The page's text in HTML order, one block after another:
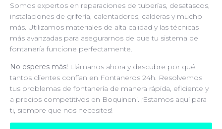
Somos expertos en reparaciones de tuberías, desatascos,
instalaciones de grifería, calentadores, calderas y mucho
más. Utilizamos materiales de alta calidad y las técnicas
más avanzadas para asegurarnos de que tu sistema de
fontanería funcione perfectamente.
No esperes más! Llámanos ahora y descubre por qué
tantos clientes confían en Fontaneros 24h. Resolvemos
tus problemas de fontanería de manera rápida, eficiente y
a precios competitivos en Boquineni. ¡Estamos aquí para
ti, siempre que nos necesites!